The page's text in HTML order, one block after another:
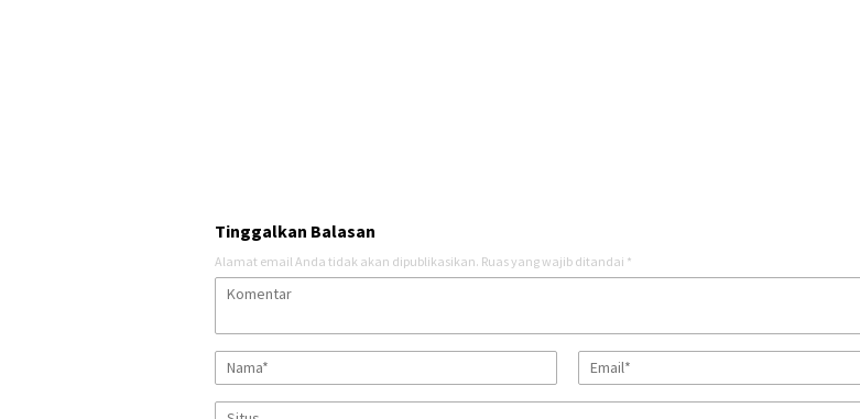
Tinggalkan Balasan
Alamat email Anda tidak akan dipublikasikan. Ruas yang wajib ditandai *